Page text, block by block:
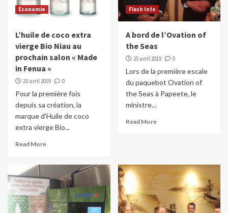
Economie
L’huile de coco extra
vierge Bio Niau au
prochain salon « Made
in Fenua »
25 avril 2019 0
Pour la première fois
depuis sa création, la
marque d’Huile de coco
extra vierge Bio...
Read More
Flash Info
A bord de l’Ovation of
the Seas
25 avril 2019 0
Lors de la première escale
du paquebot Ovation of
the Seas à Papeete, le
ministre...
Read More